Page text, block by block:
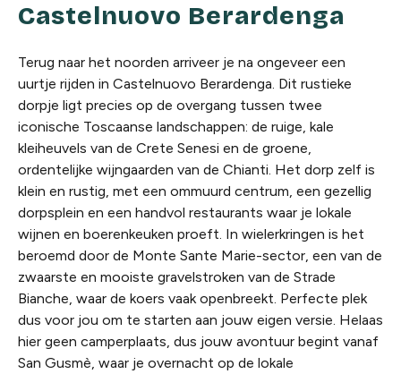
Castelnuovo Berardenga
Terug naar het noorden arriveer je na ongeveer een
uurtje rijden in Castelnuovo Berardenga. Dit rustieke
dorpje ligt precies op de overgang tussen twee
iconische Toscaanse landschappen: de ruige, kale
kleiheuvels van de Crete Senesi en de groene,
ordentelijke wijngaarden van de Chianti. Het dorp zelf is
klein en rustig, met een ommuurd centrum, een gezellig
dorpsplein en een handvol restaurants waar je lokale
wijnen en boerenkeuken proeft. In wielerkringen is het
beroemd door de Monte Sante Marie-sector, een van de
zwaarste en mooiste gravelstroken van de Strade
Bianche, waar de koers vaak openbreekt. Perfecte plek
dus voor jou om te starten aan jouw eigen versie. Helaas
hier geen camperplaats, dus jouw avontuur begint vanaf
San Gusmè, waar je overnacht op de lokale